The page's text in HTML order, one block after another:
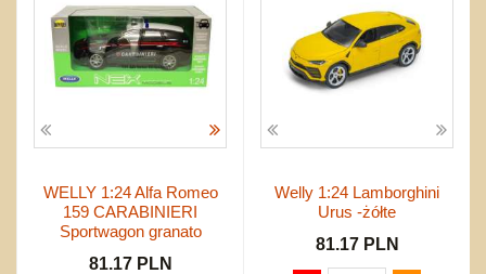
WELLY 1:24 Alfa Romeo
159 CARABINIERI
Sportwagon granato
81.17 PLN
Welly 1:24 Lamborghini
Urus -żółte
81.17 PLN